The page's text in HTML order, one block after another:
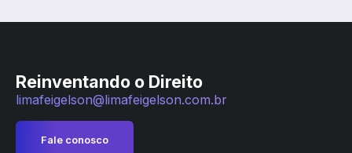
Reinventando o Direito
limafeigelson@limafeigelson.com.br
Fale conosco